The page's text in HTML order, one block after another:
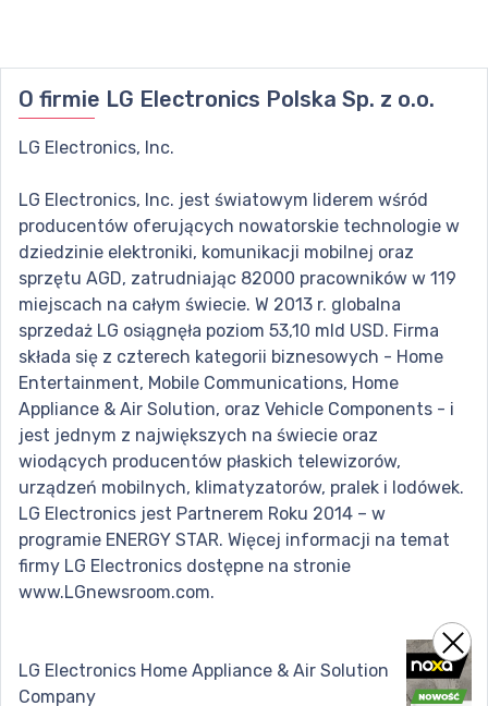
O firmie LG Electronics Polska Sp. z o.o.
LG Electronics, Inc.
LG Electronics, Inc. jest światowym liderem wśród
producentów oferujących nowatorskie technologie w
dziedzinie elektroniki, komunikacji mobilnej oraz
sprzętu AGD, zatrudniając 82000 pracowników w 119
miejscach na całym świecie. W 2013 r. globalna
sprzedaż LG osiągnęła poziom 53,10 mld USD. Firma
składa się z czterech kategorii biznesowych - Home
Entertainment, Mobile Communications, Home
Appliance & Air Solution, oraz Vehicle Components - i
jest jednym z największych na świecie oraz
wiodących producentów płaskich telewizorów,
urządzeń mobilnych, klimatyzatorów, pralek i lodówek.
LG Electronics jest Partnerem Roku 2014 – w
programie ENERGY STAR. Więcej informacji na temat
firmy LG Electronics dostępne na stronie
www.LGnewsroom.com.
LG Electronics Home Appliance & Air Solution
Company